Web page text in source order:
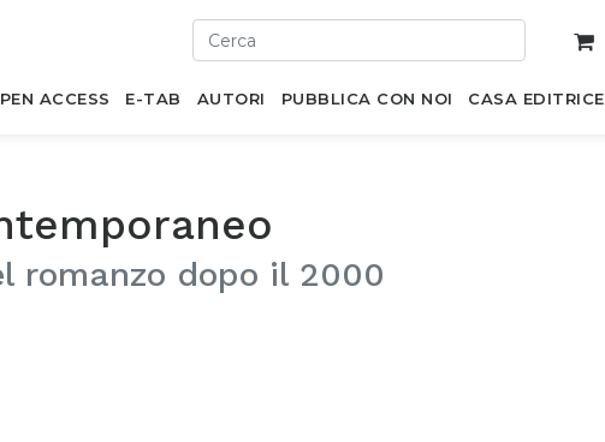
ACCESS E-TAB AUTORI PUBBLICA CON NOI CASA EDITRICE
romanzo dopo il 2000